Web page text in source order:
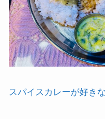
スパイスカレーが好き